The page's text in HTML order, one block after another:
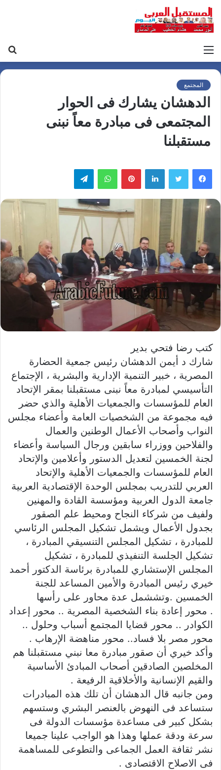
المجتمع
الدهشان يشارك فى الحوار
المجتمعى فى مبادرة معاً نبنى
مستقبلنا
لينكدإن بينتيريست واتساب
كتب رضا فتحي بدير
شارك د أيمن الدهشان رئيس جمعية الحضارة
المصرية ، خبير التنمية الإدارية والبشرية ، الإجتماع
التأسيسي لمبادرة معاً نبنى مستقبلنا بمقر الإتحاد
العام للمؤسسات والجمعيات الأهلية والذي حضر
فيه مجموعة من الشخصيات العامة وأعضاء مجلس
النواب وأصحاب الأعمال الوطنين والعمال
والفلاحين ووزراء سابقين ورجال السياسة وأعضاء
لجنة الخمسين لتعديل الدستور وأعلامين والإتحاد
العام للمؤسسات والجمعيات الأهلية والإتحاد
العربي للتدريب بمجلس الوحدة الإقتصادية العربية
جامعة الدول العربية ومؤسسة القادة والمهنين
ولفيف من شركاء النجاح ومحيط علم الصقور
بجدول الأعمال ويشمل تشكيل المجلس الرئاسي
للمبادرة ، تشكيل المجلس التنسيقي المبادرة ،
تشكيل الجلسة التنفيذي للمبادرة ، تشكيل
المجلس الإستشاري للمبادرة برئاسة الدكتور أحمد
خيري رئيس المبادرة والأمين المساعد للجنة
الخمسين .وتششمل عدة محاور على رأسها
. محور إعادة بناء الشخصية المصرية .. محور إعداد
الكوادر .. محور قضايا المجتمع أسباب وحلول ..
محور مصر بلا فساد.. محور مناهضة الإرهاب .
وأكد خيري أن صقور مبادرة معا نبني مستقبلنا هم
المخلصين الصادقين أصحاب المبادئ الأساسية
والقيم الإنسانية والأخلاقية الرفيعة .
ومن جانبه قال الدهشان أن تلك هذه المبادرات
ستساعد فى النهوض بالعنصر البشري وستسهم
بشكل كبير فى مساعدة مؤسسات الدولة فى
سرعة ودقة عملها وهذا هو الواجب علينا جميعا
نشر ثقافة العمل الجماعى والتطوعى للمساهمة
فى الاصلاح الاقتصادى .